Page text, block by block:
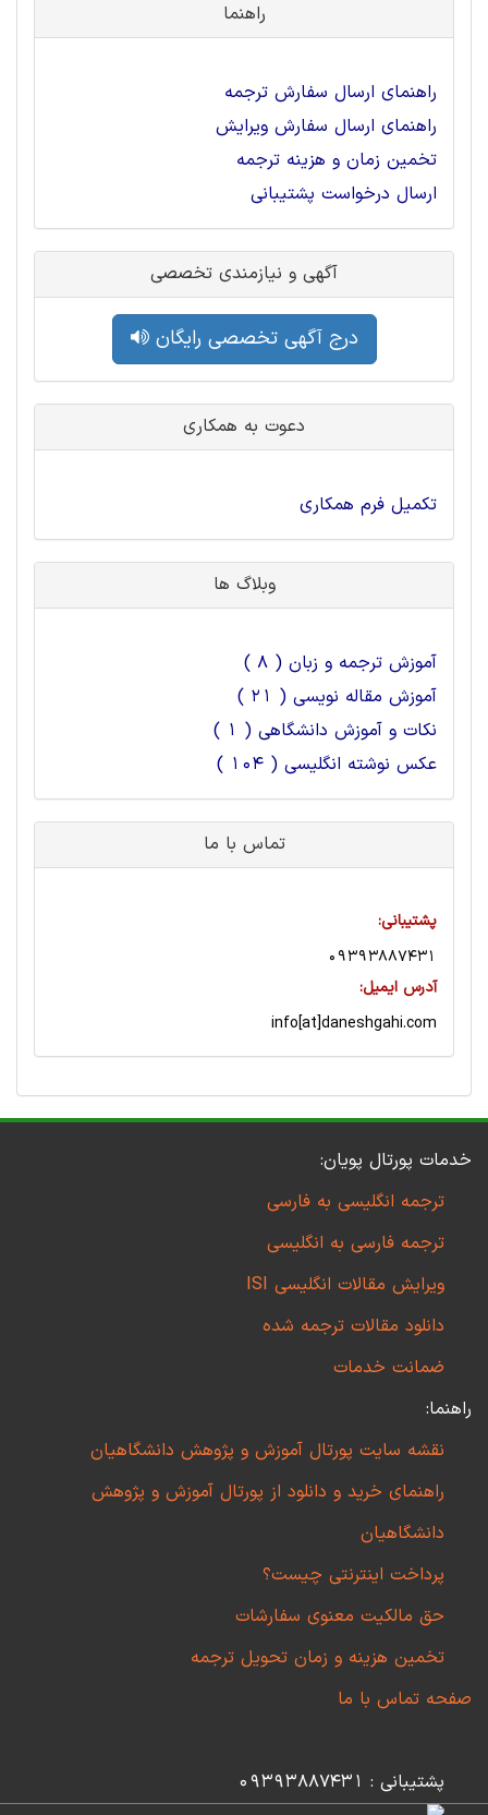
راهنما
راهنمای ارسال سفارش ترجمه
راهنمای ارسال سفارش ویرایش
تخمین زمان و هزینه ترجمه
ارسال درخواست پشتیبانی
آگهی و نیازمندی تخصصی
درج آگهی تخصصی رایگان
دعوت به همکاری
تکمیل فرم همکاری
وبلاگ ها
آموزش ترجمه و زبان ( 8 )
آموزش مقاله نویسی ( 21 )
نکات و آموزش دانشگاهی ( 1 )
عکس نوشته انگلیسی ( 104 )
تماس با ما
پشتیبانی:
09393887431
آدرس ایمیل:
info[at]daneshgahi.com
خدمات پورتال پویان:
ترجمه انگلیسی به فارسی
ترجمه فارسی به انگلیسی
ویرایش مقالات انگلیسی ISI
دانلود مقالات ترجمه شده
ضمانت خدمات
راهنما:
نقشه سایت پورتال آموزش و پژوهش دانشگاهیان
راهنمای خرید و دانلود از پورتال آموزش و پژوهش
دانشگاهیان
پرداخت اینترنتی چیست؟
حق مالکیت معنوی سفارشات
تخمین هزینه و زمان تحویل ترجمه
صفحه تماس با ما
پشتیبانی : 09393887431